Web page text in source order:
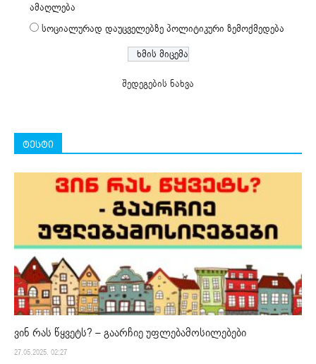
ამაღლება
სოციალურად დაუცველებზე პოლიტიკური ზემოქმედება
შედეგების ნახვა
ტესტი
ვინ რას წყვეტს? – გაარჩიე უფლებამოსილებები
27.05.2025. 02:27